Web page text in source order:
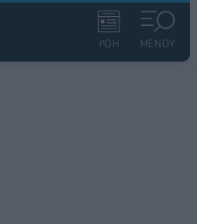
ΡΟΗ ΜΕΝΟΥ